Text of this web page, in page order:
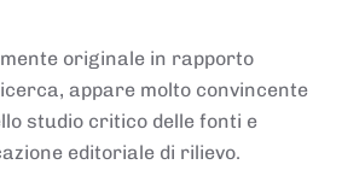
originale in rapporto
appare molto convincente
studio critico delle fonti e
editoriale di rilievo.